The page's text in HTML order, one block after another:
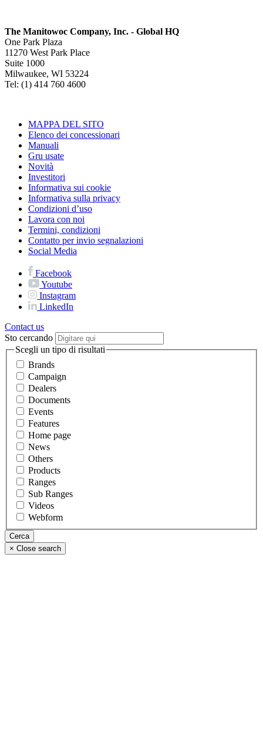
The Manitowoc Company, Inc. - Global HQ
One Park Plaza
11270 West Park Place
Suite 1000
Milwaukee, WI 53224
Tel: (1) 414 760 4600
MAPPA DEL SITO
Elenco dei concessionari
Manuali
Gru usate
Novità
Investitori
Informativa sui cookie
Informativa sulla privacy
Condizioni d’uso
Lavora con noi
Termini, condizioni
Contatto per invio segnalazioni
Social Media
Facebook
Youtube
Instagram
LinkedIn
Contact us
Sto cercando
Scegli un tipo di risultati
Brands
Campaign
Dealers
Documents
Events
Features
Home page
News
Others
Products
Ranges
Sub Ranges
Videos
Webform
× Close search